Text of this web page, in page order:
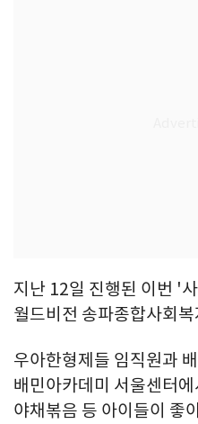
지난 12일 진행된 이번 '
월드비전 송파종합사회
우아한형제들 임직원과
배민아카데미 서울센터
야채볶음 등 아이들이 좋